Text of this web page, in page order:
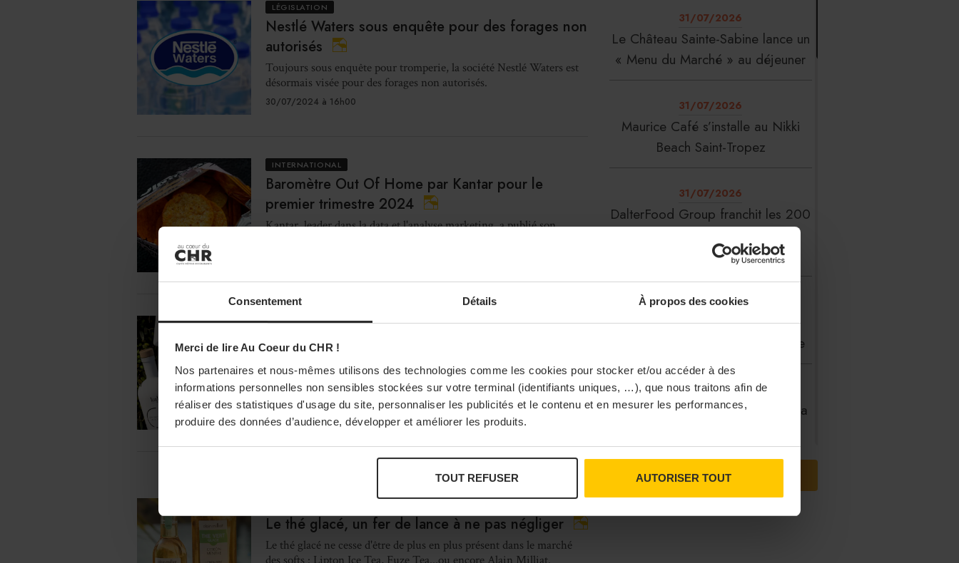
Consentement Détails À propos des cookies
Merci de lire Au Coeur du CHR !
Nos partenaires et nous-mêmes utilisons des technologies comme les cookies pour stocker et/ou accéder à des
informations personnelles non sensibles stockées sur votre terminal (identifiants uniques, …), que nous traitons afin de
réaliser des statistiques d'usage du site, personnaliser les publicités et le contenu et en mesurer les performances,
produire des données d’audience, développer et améliorer les produits.
TOUT REFUSER AUTORISER TOUT
LÉGISLATION
Nestlé Waters sous enquête pour des forages non
autorisés
Toujours sous enquête pour tromperie, la société Nestlé Waters est
désormais visée pour des forages non autorisés.
30/07/2024 à 16h00
INTERNATIONAL
Baromètre Out Of Home par Kantar pour le
premier trimestre 2024
Kantar, leader dans la data et l'analyse marketing, a publié son
RESTAURATION
Kalios, une histoire de famille
Cofondateurs de la marque franco-grecque Kalios, Pierre-Julien et
Grégory Chantzios ont relancé l’oliveraie familiale, située dans le
Péloponnèse.
30/07/2024 à 09h00
Le thé glacé, un fer de lance à ne pas négliger
Le thé glacé ne cesse d'être de plus en plus présent dans le marché
31/07/2026
Le Château Sainte-Sabine lance un
« Menu du Marché » au déjeuner
31/07/2026
Maurice Café s’installe au Nikki
Beach Saint-Tropez
31/07/2026
DalterFood Group franchit les 200
d’affaires
31/07/2026
La Liste : La Réserve Paris de
nouveau meilleur hôtel du monde
31/07/2026
À Paris, le Doobie’s renaît sous la
collectionneur
31/07/2026
Vins fins : la Chine affiche ses
VOIR TOUTES LES ACTUS